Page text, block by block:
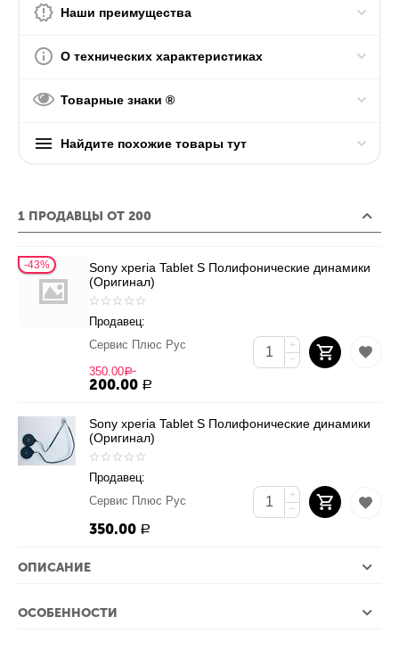
Наши преимущества
О технических характеристиках
Товарные знаки ®
Найдите похожие товары тут
1 ПРОДАВЦЫ ОТ 200
43%
Sony xperia Tablet S Полифонические динамики
(Оригинал)
Продавец:
Сервис Плюс Рус
350.00Р
200.00 Р
+
−
Sony xperia Tablet S Полифонические динамики
(Оригинал)
Продавец:
Сервис Плюс Рус
350.00 Р
+
−
ОПИСАНИЕ
ОСОБЕННОСТИ